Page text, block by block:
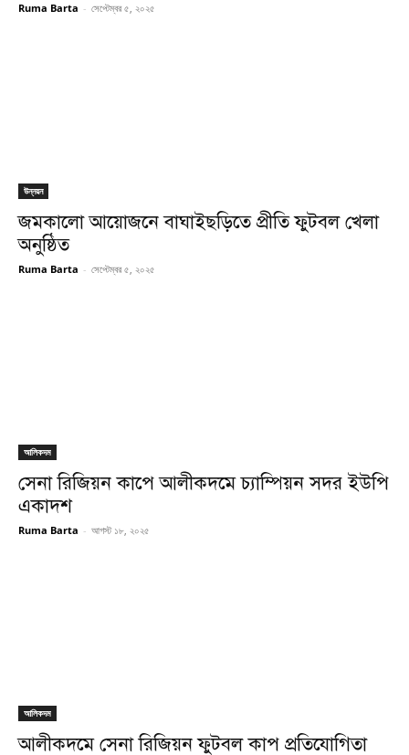
Ruma Barta - সেপ্টেম্বর ৫, ২০২৫
উন্নয়ন
জমকালো আয়োজনে বাঘাইছড়িতে প্রীতি ফুটবল খেলা
অনুষ্ঠিত
Ruma Barta - সেপ্টেম্বর ৫, ২০২৫
আলিকদম
সেনা রিজিয়ন কাপে আলীকদমে চ্যাম্পিয়ন সদর ইউপি
একাদশ ‎
Ruma Barta - আগস্ট ১৮, ২০২৫
আলিকদম
আলীকদমে সেনা রিজিয়ন ফুটবল কাপ প্রতিযোগিতা